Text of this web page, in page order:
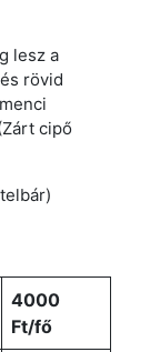
lesz a
rövid
cipő
4000
Ft/fő